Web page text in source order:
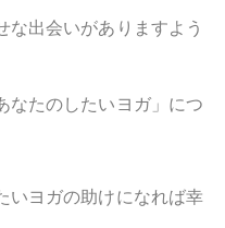
な出会いがありますよう
なたのしたいヨガ」につ
いヨガの助けになれば幸